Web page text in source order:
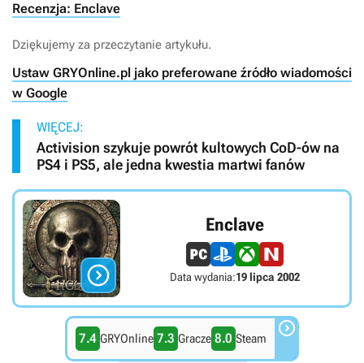
Recenzja: Enclave
Dziękujemy za przeczytanie artykułu.
Ustaw GRYOnline.pl jako preferowane źródło wiadomości
w Google
WIĘCEJ:
Activision szykuje powrót kultowych CoD-ów na
PS4 i PS5, ale jedna kwestia martwi fanów

Enclave
Data wydania:19 lipca 2002
7.4 GRYOnline 7.3 Gracze 8.0 Steam 